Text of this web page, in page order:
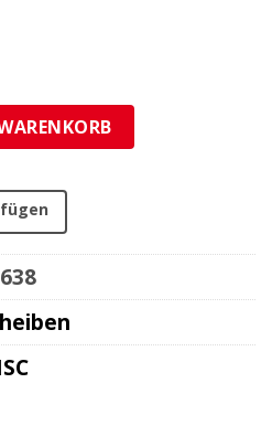
300/172.5/5mm (5 Loch) Menge